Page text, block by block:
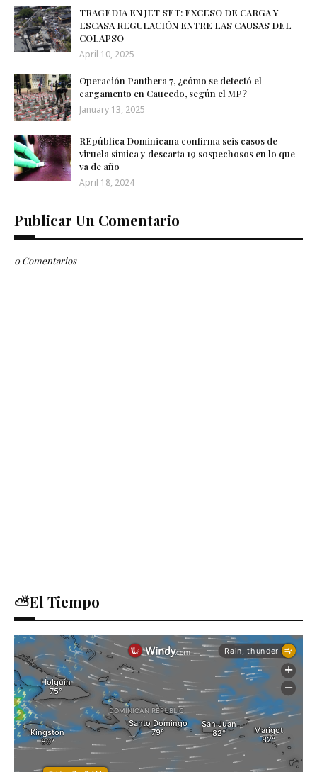
TRAGEDIA EN JET SET: EXCESO DE CARGA Y
ESCASA REGULACIÓN ENTRE LAS CAUSAS DEL
COLAPSO
April 10, 2025
Operación Panthera 7, ¿cómo se detectó el
cargamento en Caucedo, según el MP?
January 13, 2025
REpública Dominicana confirma seis casos de
viruela símica y descarta 19 sospechosos en lo que
va de año
April 18, 2024
Publicar Un Comentario
0 Comentarios
⛅El Tiempo